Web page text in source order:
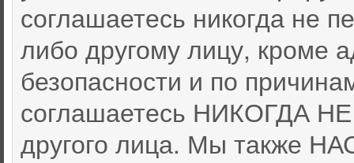
соглашаетесь никогда не
либо другому лицу, кроме
безопасности и по
соглашаетесь НИКОГДА НЕ
другого лица. Мы также